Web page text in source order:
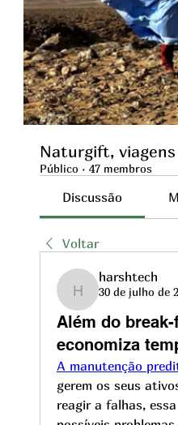
Naturgift, viagens
Público · 47 membros
Discussão
Voltar
harshtech
harshtech
30 de julho de
Além do
economiza
A manutenção
gerem os seus
reagir a falhas,